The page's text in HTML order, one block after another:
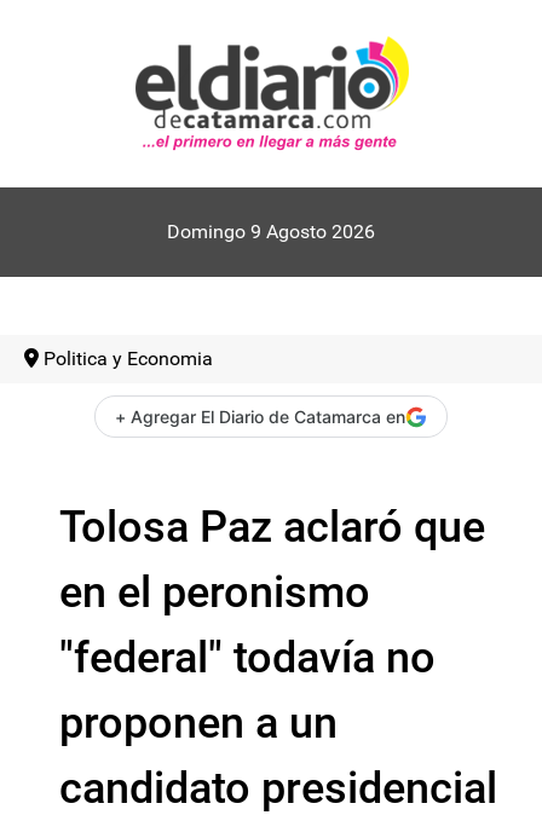
Domingo 9 Agosto 2026
Politica y Economia
+ Agregar El Diario de Catamarca en
Tolosa Paz aclaró que
en el peronismo
"federal" todavía no
proponen a un
candidato presidencial